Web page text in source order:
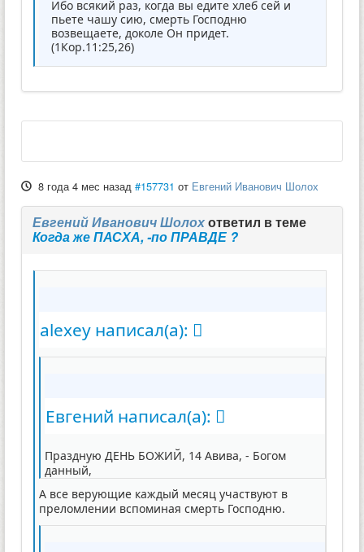
Ибо всякий раз, когда вы едите хлеб сей и
пьете чашу сию, смерть Господню
возвещаете, доколе Он придет.
(1Кор.11:25,26)
8 года 4 мес назад #157731 от Евгений Иванович Шолох
Евгений Иванович Шолохответил в теме
Когда же ПАСХА, -по ПРАВДЕ ?
alexey написал(а):
Евгений написал(а):
Праздную ДЕНЬ БОЖИЙ, 14 Авива, - Богом
данный,
А все верующие каждый месяц участвуют в
преломлении вспоминая смерть Господню.